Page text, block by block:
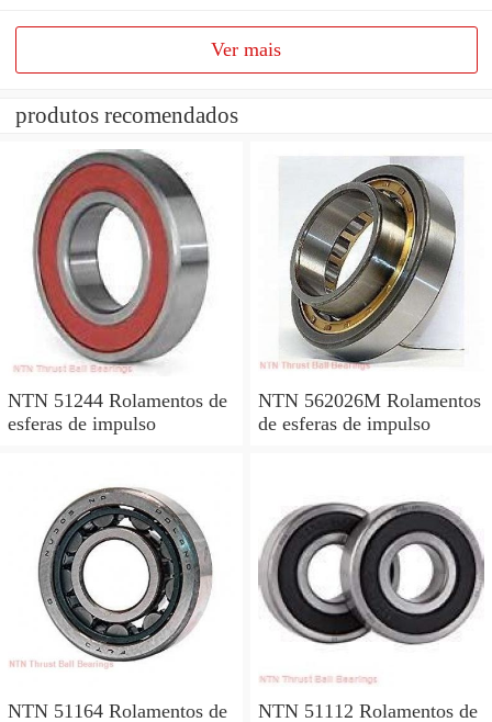
Ver mais
produtos recomendados
NTN 51244 Rolamentos de
esferas de impulso
NTN 562026M Rolamentos
de esferas de impulso
NTN 51164 Rolamentos de
NTN 51112 Rolamentos de